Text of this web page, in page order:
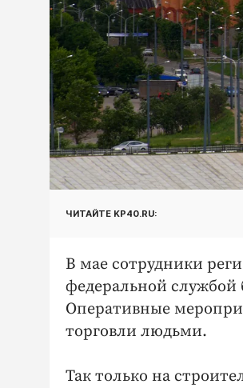
ЧИТАЙТЕ KP40.RU:
В мае сотрудники
федеральной службой
Оперативные
торговли людьми.
Так только на